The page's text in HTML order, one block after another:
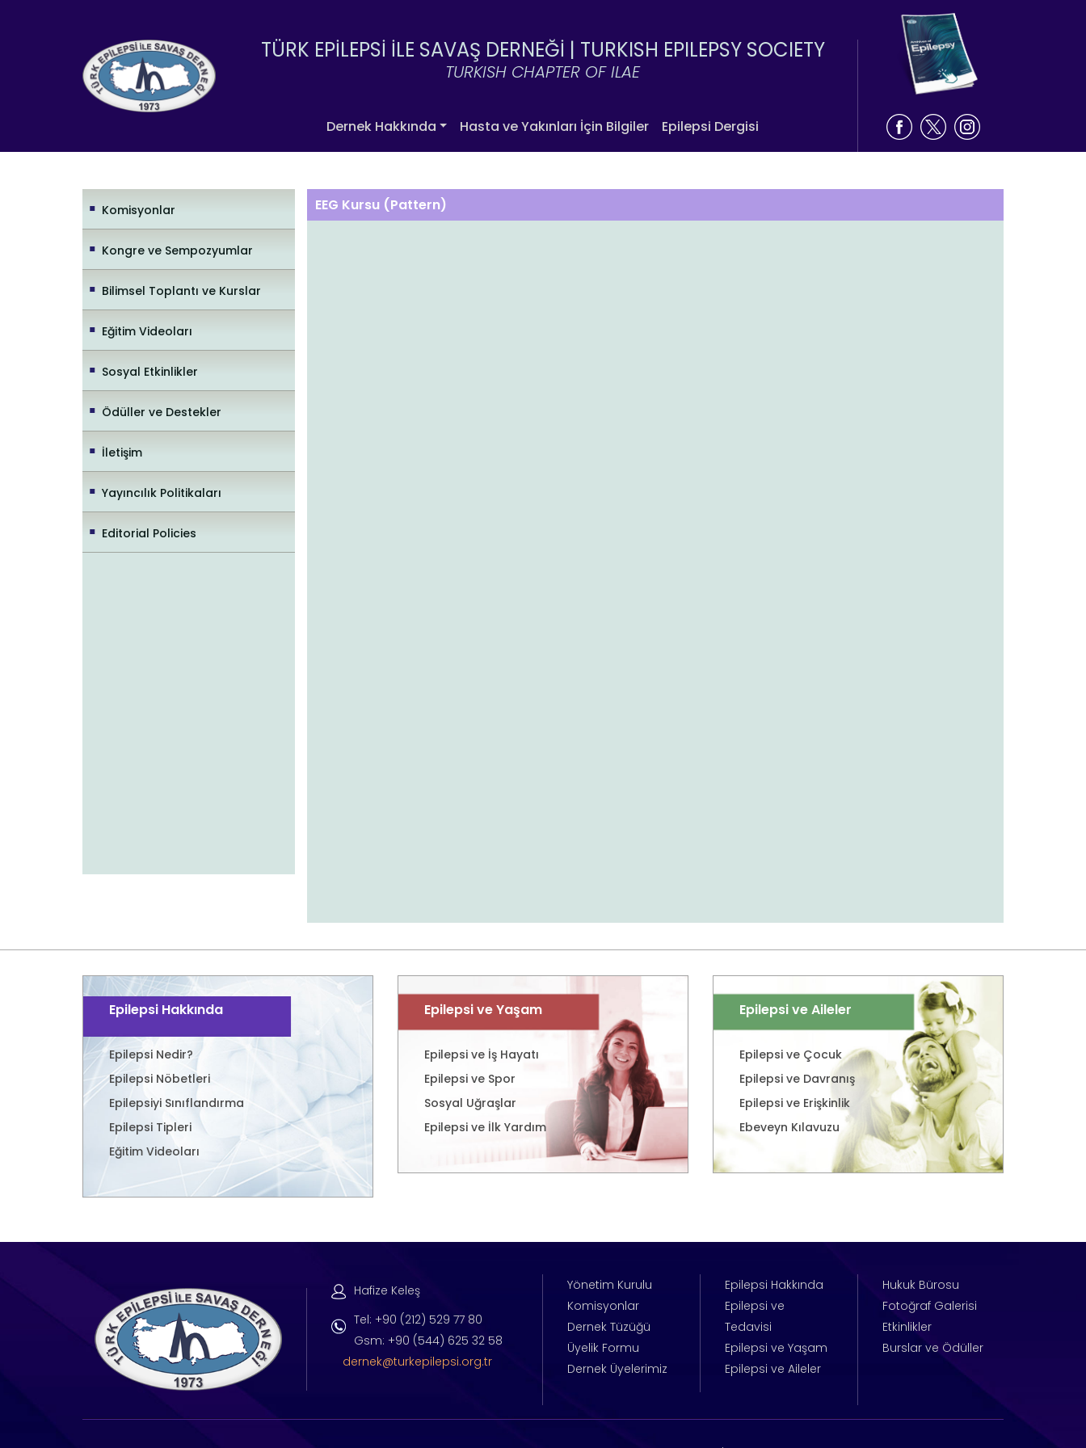
TÜRK EPİLEPSİ İLE SAVAŞ DERNEĞİ | TURKISH EPILEPSY SOCIETY
TURKISH CHAPTER OF ILAE
Dernek Hakkında Hasta ve Yakınları İçin Bilgiler Epilepsi Dergisi
Komisyonlar
Kongre ve Sempozyumlar
Bilimsel Toplantı ve Kurslar
Eğitim Videoları
Sosyal Etkinlikler
Ödüller ve Destekler
İletişim
Yayıncılık Politikaları
Editorial Policies
EEG Kursu (Pattern)
Epilepsi Hakkında
Epilepsi Nedir?
Epilepsi Nöbetleri
Epilepsiyi Sınıflandırma
Epilepsi Tipleri
Eğitim Videoları
Epilepsi ve Yaşam
Epilepsi ve İş Hayatı
Epilepsi ve Spor
Sosyal Uğraşlar
Epilepsi ve İlk Yardım
Epilepsi ve Aileler
Epilepsi ve Çocuk
Epilepsi ve Davranış
Epilepsi ve Erişkinlik
Ebeveyn Kılavuzu
Hafize Keleş
Tel: +90 (212) 529 77 80
Gsm: +90 (544) 625 32 58
dernek@turkepilepsi.org.tr
Yönetim Kurulu
Komisyonlar
Dernek Tüzüğü
Üyelik Formu
Dernek Üyelerimiz
Epilepsi Hakkında
Epilepsi ve
Tedavisi
Epilepsi ve Yaşam
Epilepsi ve Aileler
Hukuk Bürosu
Fotoğraf Galerisi
Etkinlikler
Burslar ve Ödüller